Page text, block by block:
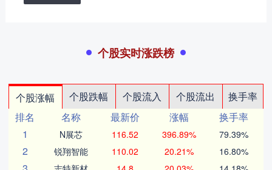
个股实时涨跌榜
个股涨幅 个股跌幅 个股流入 个股流出
换手率
排名
名称 最新价 涨幅
换手率
1
N展芯 116.52 396.89% 79.39%
2 锐翔智能 110.02 20.21% 16.80%